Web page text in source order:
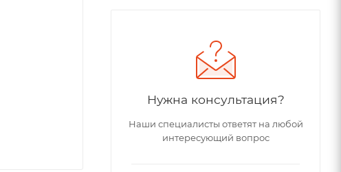
Нужна консультация?
Наши специалисты ответят на любой
интересующий вопрос